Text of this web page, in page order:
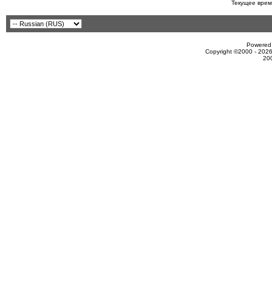
Текущее
Copyright ©2000 -